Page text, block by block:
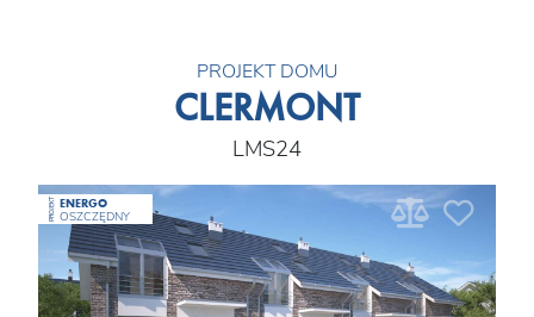
PROJEKT DOMU
CLERMONT
LMS24
PROJEKT ENERGO
OSZCZĘDNY